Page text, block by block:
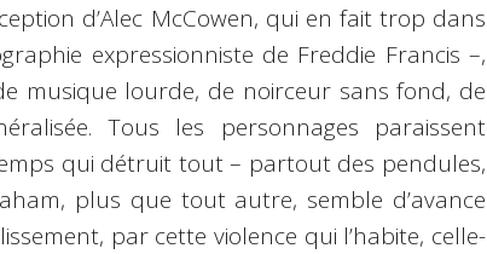
d’Alec McCowen, qui en fait trop dans
expressionniste de Freddie Francis –,
musique lourde, de noirceur sans fond, de
Tous les personnages paraissent
qui détruit tout – partout des pendules,
plus que tout autre, semble d’avance
par cette violence qui l’habite, celle-